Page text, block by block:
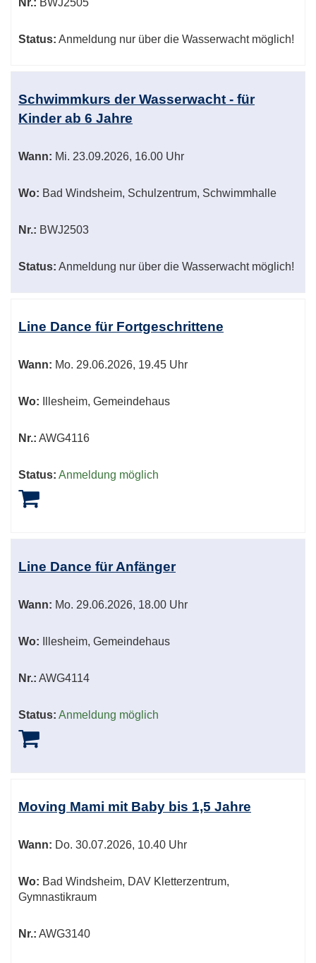
Status: Anmeldung nur über die Wasserwacht möglich!
Schwimmkurs der Wasserwacht - für
Kinder ab 6 Jahre
Wann: Mi. 23.09.2026, 16.00 Uhr
Wo: Bad Windsheim, Schulzentrum, Schwimmhalle
Nr.: BWJ2503
Status: Anmeldung nur über die Wasserwacht möglich!
Line Dance für Fortgeschrittene
Wann: Mo. 29.06.2026, 19.45 Uhr
Wo: Illesheim, Gemeindehaus
Nr.: AWG4116
Status: Anmeldung möglich
Line Dance für Anfänger
Wann: Mo. 29.06.2026, 18.00 Uhr
Wo: Illesheim, Gemeindehaus
Nr.: AWG4114
Status: Anmeldung möglich
Moving Mami mit Baby bis 1,5 Jahre
Wann: Do. 30.07.2026, 10.40 Uhr
Wo: Bad Windsheim, DAV Kletterzentrum,
Gymnastikraum
Nr.: AWG3140